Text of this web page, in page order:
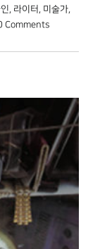
, 라이터 , 미술가,
Comments